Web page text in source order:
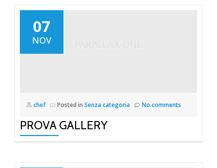
07
NOV
chef Posted in Senza categoria No comments
PROVA GALLERY